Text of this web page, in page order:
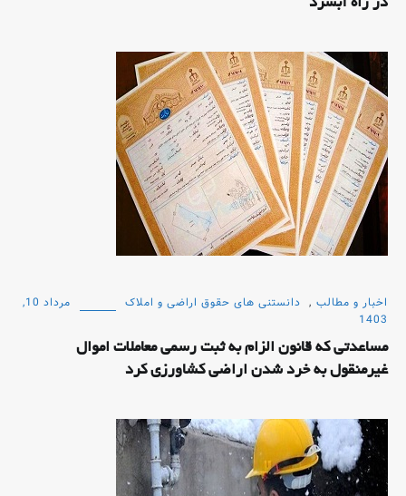
در راه آبسرد
اخبار و مطالب , دانستنی های حقوق اراضی و املاک
مرداد 10,
1403
مساعدتی که قانون الزام به ثبت رسمی معاملات اموال
غیرمنقول به خرد شدن اراضی کشاورزی کرد